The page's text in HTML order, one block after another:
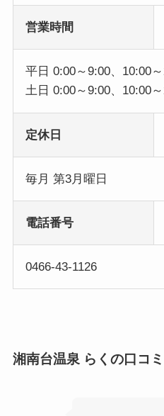
営業時間
平日 0:00～9:00、10:00
土日 0:00～9:00、10:00
定休日
毎月 第3月曜日
電話番号
0466-43-1126
湘南台温泉 らくの口コ